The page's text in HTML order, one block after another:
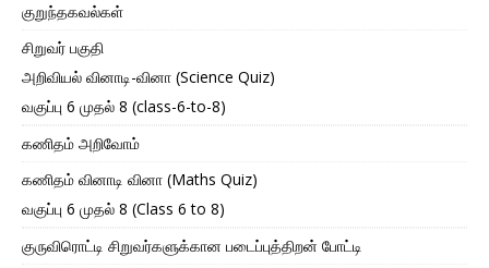
குறுந்தகவல்கள்
சிறுவர் பகுதி
அறிவியல் வினாடி-வினா (Science Quiz)
வகுப்பு 6 முதல் 8 (class-6-to-8)
கணிதம் அறிவோம்
கணிதம் வினாடி வினா (Maths Quiz)
வகுப்பு 6 முதல் 8 (Class 6 to 8)
குருவிரொட்டி சிறுவர்களுக்கான படைப்புத்திறன் போட்டி